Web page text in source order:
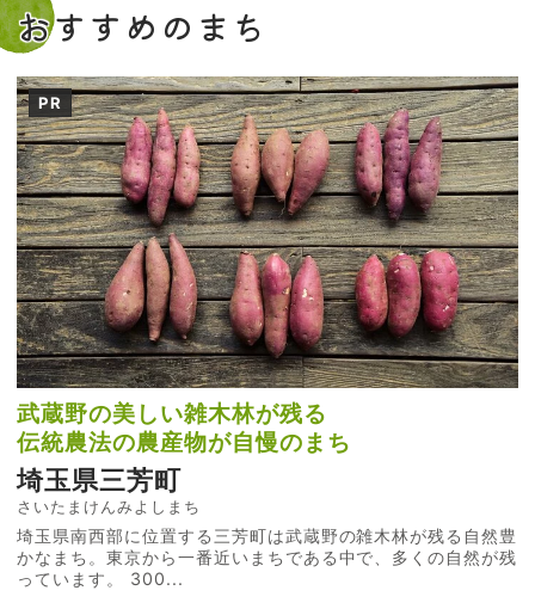
おすすめのまち
PR
武蔵野の美しい雑木林が残る
伝統農法の農産物が自慢のまち
埼玉県三芳町
さいたまけんみよしまち
埼玉県南西部に位置する三芳町は武蔵野の雑木林が残る自然豊
かなまち。東京から一番近いまちである中で、多くの自然が残
っています。 300...